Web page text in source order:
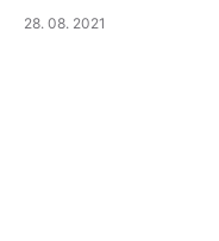
28. 08. 2021